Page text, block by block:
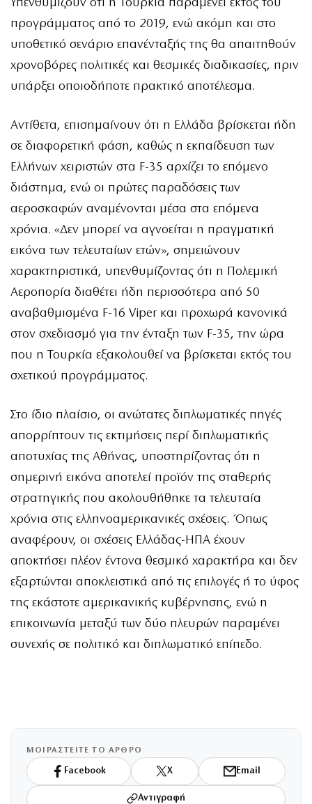
Υπενθυμίζουν ότι η Τουρκία παραμένει εκτός του
προγράμματος από το 2019, ενώ ακόμη και στο
υποθετικό σενάριο επανένταξής της θα απαιτηθούν
χρονοβόρες πολιτικές και θεσμικές διαδικασίες, πριν
υπάρξει οποιοδήποτε πρακτικό αποτέλεσμα.
Αντίθετα, επισημαίνουν ότι η Ελλάδα βρίσκεται ήδη
σε διαφορετική φάση, καθώς η εκπαίδευση των
Ελλήνων χειριστών στα F-35 αρχίζει το επόμενο
διάστημα, ενώ οι πρώτες παραδόσεις των
αεροσκαφών αναμένονται μέσα στα επόμενα
χρόνια. «Δεν μπορεί να αγνοείται η πραγματική
εικόνα των τελευταίων ετών», σημειώνουν
χαρακτηριστικά, υπενθυμίζοντας ότι η Πολεμική
Αεροπορία διαθέτει ήδη περισσότερα από 50
αναβαθμισμένα F-16 Viper και προχωρά κανονικά
στον σχεδιασμό για την ένταξη των F-35, την ώρα
που η Τουρκία εξακολουθεί να βρίσκεται εκτός του
σχετικού προγράμματος.
Στο ίδιο πλαίσιο, οι ανώτατες διπλωματικές πηγές
απορρίπτουν τις εκτιμήσεις περί διπλωματικής
αποτυχίας της Αθήνας, υποστηρίζοντας ότι η
σημερινή εικόνα αποτελεί προϊόν της σταθερής
στρατηγικής που ακολουθήθηκε τα τελευταία
χρόνια στις ελληνοαμερικανικές σχέσεις. Όπως
αναφέρουν, οι σχέσεις Ελλάδας-ΗΠΑ έχουν
αποκτήσει πλέον έντονα θεσμικό χαρακτήρα και δεν
εξαρτώνται αποκλειστικά από τις επιλογές ή το ύφος
της εκάστοτε αμερικανικής κυβέρνησης, ενώ η
επικοινωνία μεταξύ των δύο πλευρών παραμένει
συνεχής σε πολιτικό και διπλωματικό επίπεδο.
ΜΟΙΡΑΣΤΕΙΤΕ ΤΟ ΑΡΘΡΟ
Facebook X Email
Αντιγραφή